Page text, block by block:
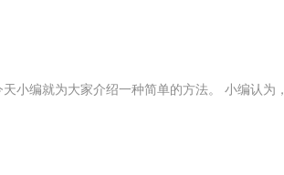
小编就为大家介绍一种简单的方法。 小编认为，